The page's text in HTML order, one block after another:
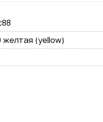
желтая (yellow)
Подписаться на новые